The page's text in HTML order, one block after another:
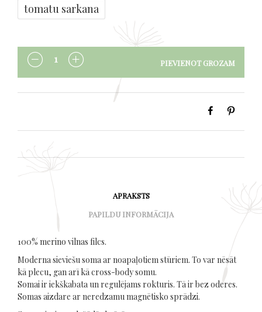
tomatu sarkana
DAUDZUMS PIEVIENOT GROZAM
APRAKSTS
PAPILDU INFORMĀCIJA
100% merino vilnas filcs.
Moderna sieviešu soma ar noapaļotiem stūriem. To var nēsāt
kā plecu, gan arī kā cross-body somu.
Somai ir iekškabata un regulējams rokturis. Tā ir bez oderes.
Somas aizdare ar neredzamu magnētisko sprādzi.